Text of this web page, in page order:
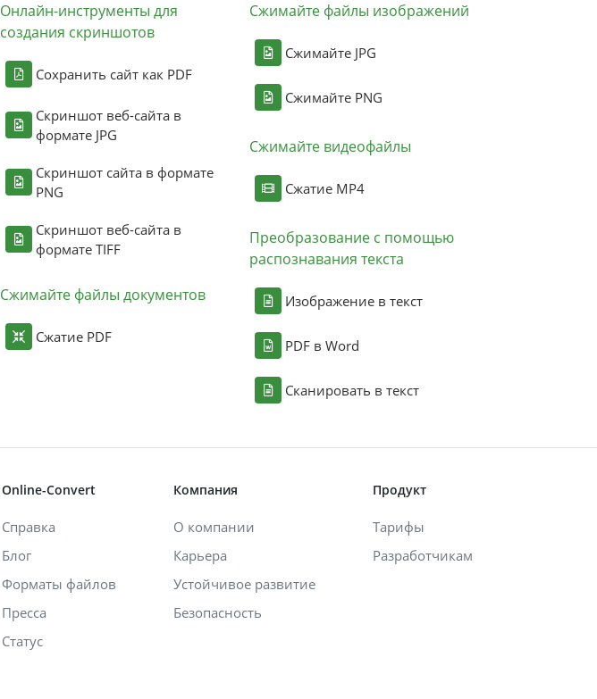
Онлайн-инструменты для
создания скриншотов
Сохранить сайт как PDF
Скриншот веб-сайта в
формате JPG
Скриншот сайта в формате
PNG
Скриншот веб-сайта в
формате TIFF
Сжимайте файлы документов
Сжатие PDF
Сжимайте файлы изображений
Сжимайте JPG
Сжимайте PNG
Сжимайте видеофайлы
Сжатие MP4
Преобразование с помощью
распознавания текста
Изображение в текст
PDF в Word
Сканировать в текст
Online-Convert
Справка
Блог
Форматы файлов
Пресса
Статус
Компания
О компании
Карьера
Устойчивое развитие
Безопасность
Продукт
Тарифы
Разработчикам